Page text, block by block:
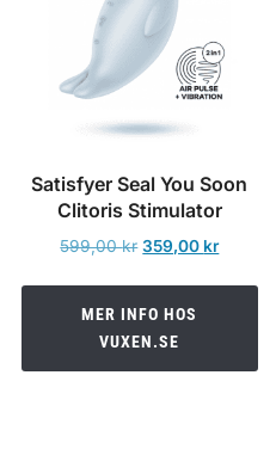
Satisfyer Seal You Soon
Clitoris Stimulator
599,00kr Det
359,00 krDet
MER INFO HOS
VUXEN.SE